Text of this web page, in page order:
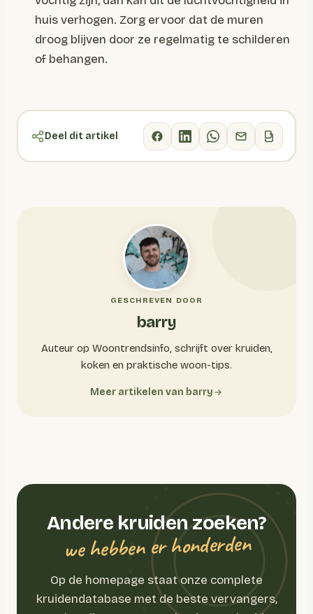
huis verhogen. Zorg ervoor dat de muren
droog blijven door ze regelmatig te schilderen
of behangen.
Deel dit artikel
GESCHREVEN DOOR
barry
Auteur op Woontrendsinfo, schrijft over kruiden,
koken en praktische woon-tips.
Meer artikelen van barry
Andere kruiden zoeken?
we hebben er honderden
Op de homepage staat onze complete
kruidendatabase met de beste vervangers,